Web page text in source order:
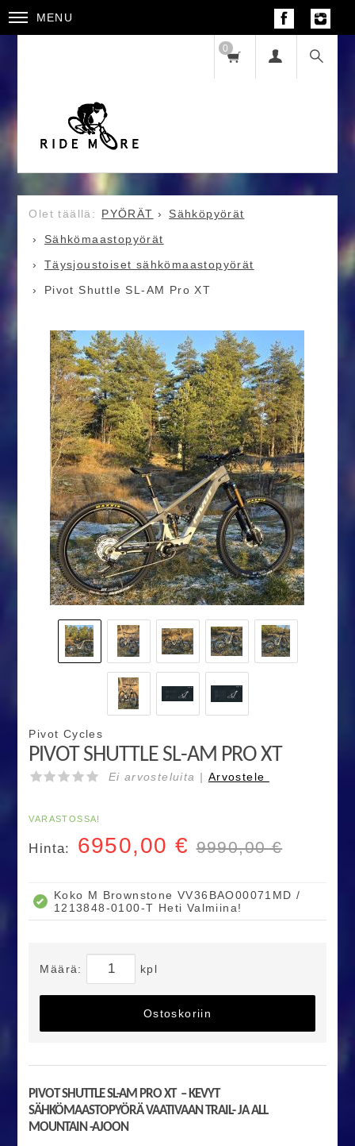
MENU
0
PYÖRÄT
Sähköpyörät
Sähkömaastopyörät
Täysjoustoiset sähkömaastopyörät
Pivot Shuttle SL-AM Pro XT
Pivot Cycles
PIVOT SHUTTLE SL-AM PRO XT
Ei arvosteluita | Arvostele
VARASTOSSA!
Hinta: 6950,00 € 9990,00 €
Koko M Brownstone VV36BAO00071MD /
1213848-0100-T Heti Valmiina!
Määrä: kpl
Ostoskoriin
PIVOT SHUTTLE SL-AM PRO XT – KEVYT
SÄHKÖMAASTOPYÖRÄ VAATIVAAN TRAIL- JA ALL
MOUNTAIN -AJOON